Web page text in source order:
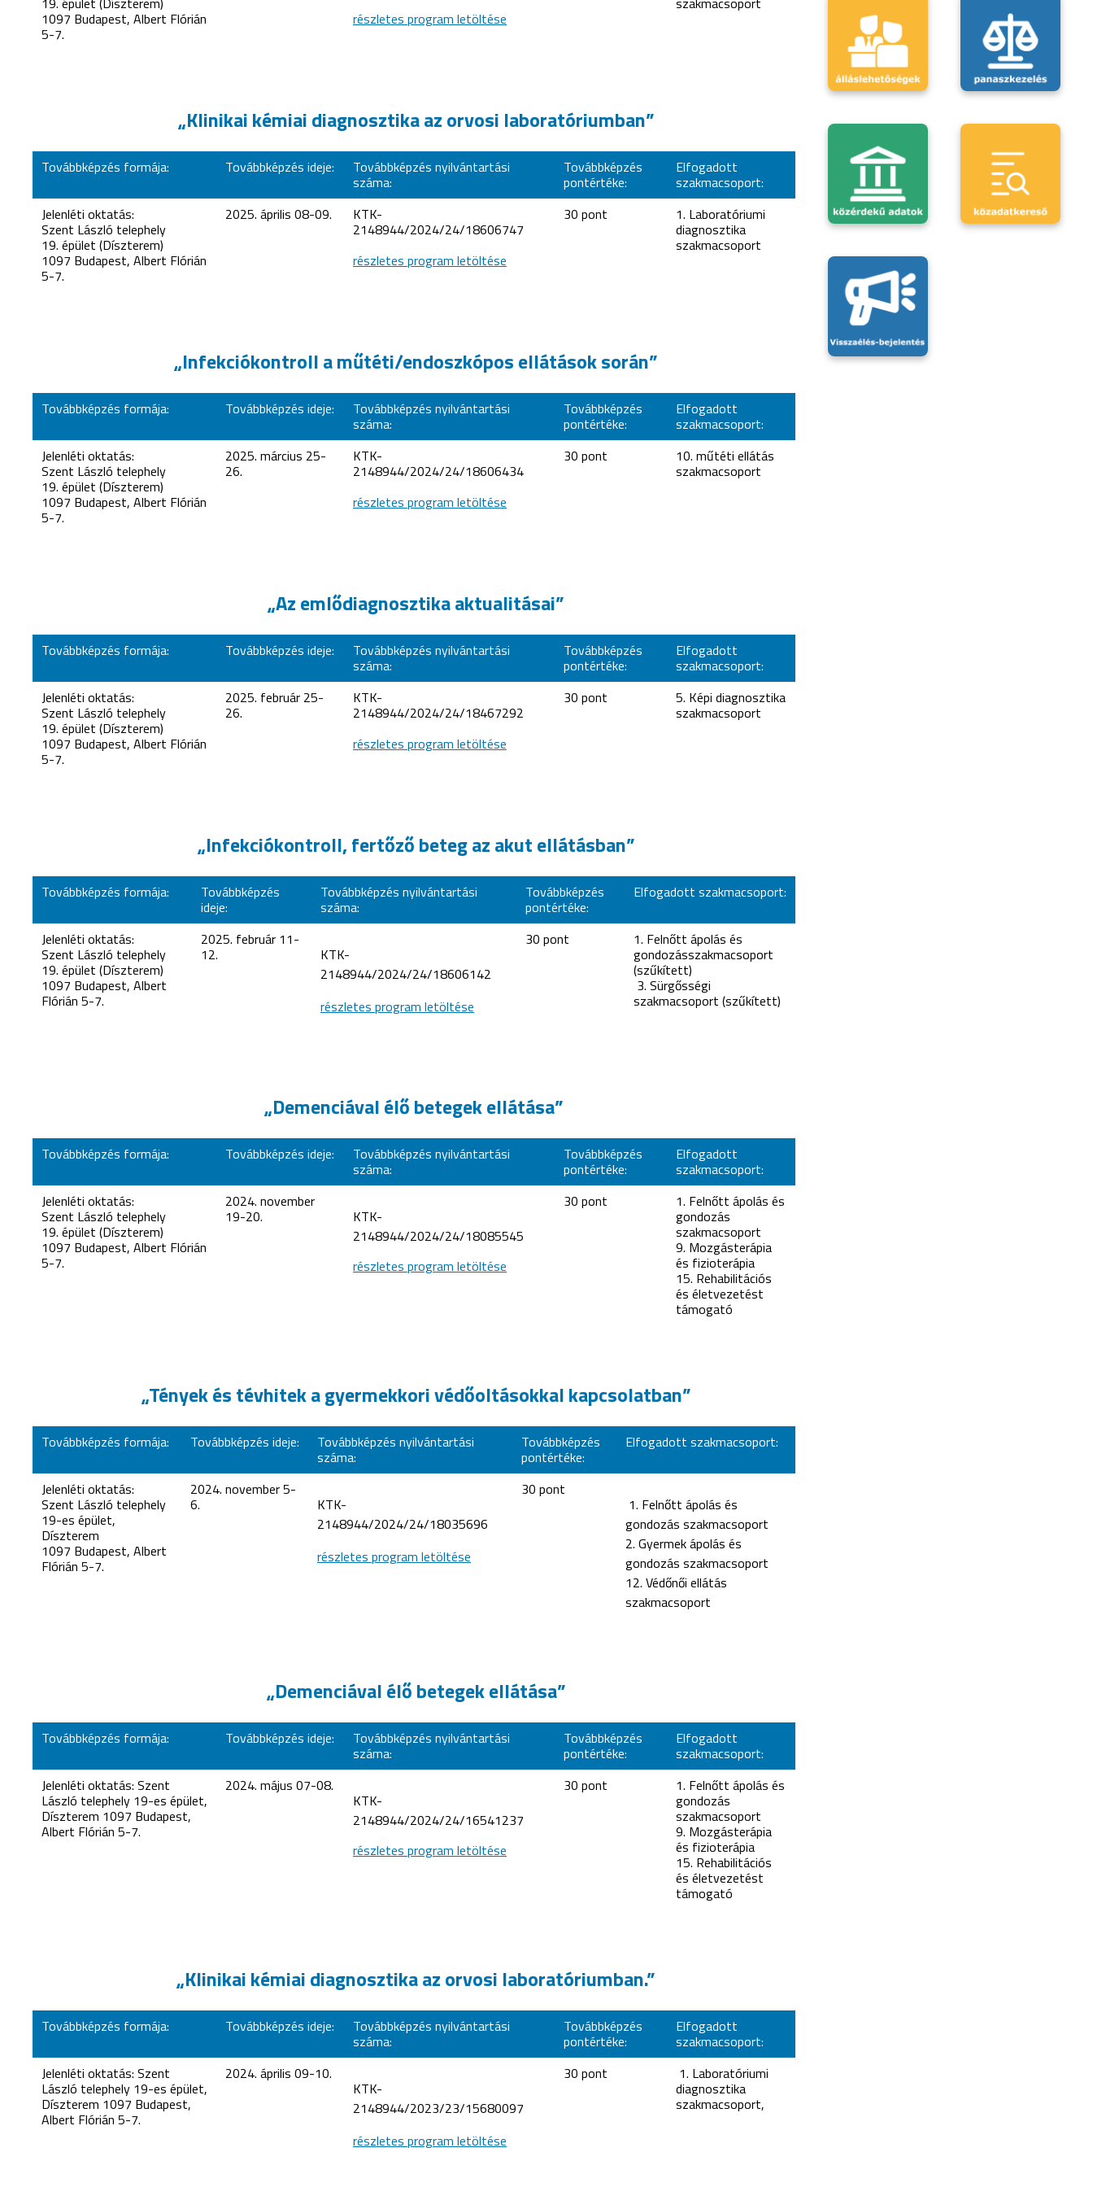
1097 Budapest, Albert Flórián
5-7.
részletes program letöltése
„Klinikai kémiai diagnosztika az orvosi laboratóriumban”
Továbbképzés formája: Továbbképzés ideje: Továbbképzés nyilvántartási
száma:
Továbbképzés
pontértéke:
Elfogadott
szakmacsoport:
Jelenléti oktatás:
Szent László telephely
19. épület (Díszterem)
1097 Budapest, Albert Flórián
5-7.
2025. április 08-09. KTK-
2148944/2024/24/18606747
részletes program letöltése
30 pont 1. Laboratóriumi
diagnosztika
szakmacsoport
„Infekciókontroll a műtéti/endoszkópos ellátások során”
Továbbképzés formája: Továbbképzés ideje: Továbbképzés nyilvántartási
száma:
Továbbképzés
pontértéke:
Elfogadott
szakmacsoport:
Jelenléti oktatás:
Szent László telephely
19. épület (Díszterem)
1097 Budapest, Albert Flórián
5-7.
2025. március 25-
26.
KTK-
2148944/2024/24/18606434
részletes program letöltése
30 pont 10. műtéti ellátás
szakmacsoport
„Az emlődiagnosztika aktualitásai”
Továbbképzés formája: Továbbképzés ideje: Továbbképzés nyilvántartási
száma:
Továbbképzés
pontértéke:
Elfogadott
szakmacsoport:
Jelenléti oktatás:
Szent László telephely
19. épület (Díszterem)
1097 Budapest, Albert Flórián
5-7.
2025. február 25-
26.
KTK-
2148944/2024/24/18467292
részletes program letöltése
30 pont 5. Képi diagnosztika
szakmacsoport
„Infekciókontroll, fertőző beteg az akut ellátásban”
Továbbképzés formája: Továbbképzés
ideje:
Továbbképzés nyilvántartási
száma:
Továbbképzés
pontértéke:
Elfogadott szakmacsoport:
Jelenléti oktatás:
Szent László telephely
19. épület (Díszterem)
1097 Budapest, Albert
Flórián 5-7.
2025. február 11-
12.
KTK-
2148944/2024/24/18606142
részletes program letöltése
30 pont 1. Felnőtt ápolás és
gondozásszakmacsoport
(szűkített)
3. Sürgősségi
szakmacsoport (szűkített)
„Demenciával élő betegek ellátása”
Továbbképzés formája: Továbbképzés ideje: Továbbképzés nyilvántartási
száma:
Továbbképzés
pontértéke:
Elfogadott
szakmacsoport:
Jelenléti oktatás:
Szent László telephely
19. épület (Díszterem)
1097 Budapest, Albert Flórián
5-7.
2024. november
19-20.
KTK-
2148944/2024/24/18085545
részletes program letöltése
30 pont 1. Felnőtt ápolás és
gondozás
szakmacsoport
9. Mozgásterápia
és fizioterápia
15. Rehabilitációs
és életvezetést
támogató
„Tények és tévhitek a gyermekkori védőoltásokkal kapcsolatban”
Továbbképzés formája: Továbbképzés ideje: Továbbképzés nyilvántartási
száma:
Továbbképzés
pontértéke:
Elfogadott szakmacsoport:
Jelenléti oktatás:
Szent László telephely
19-es épület,
Díszterem
1097 Budapest, Albert
Flórián 5-7.
2024. november 5-
6.
KTK-
2148944/2024/24/18035696
részletes program letöltése
30 pont
1. Felnőtt ápolás és
gondozás szakmacsoport
2. Gyermek ápolás és
gondozás szakmacsoport
12. Védőnői ellátás
szakmacsoport
„Demenciával élő betegek ellátása”
Továbbképzés formája: Továbbképzés ideje: Továbbképzés nyilvántartási
száma:
Továbbképzés
pontértéke:
Elfogadott
szakmacsoport:
Jelenléti oktatás: Szent
László telephely 19-es épület,
Díszterem 1097 Budapest,
Albert Flórián 5-7.
2024. május 07-08.
KTK-
2148944/2024/24/16541237
részletes program letöltése
30 pont 1. Felnőtt ápolás és
gondozás
szakmacsoport
9. Mozgásterápia
és fizioterápia
15. Rehabilitációs
és életvezetést
támogató
„Klinikai kémiai diagnosztika az orvosi laboratóriumban.”
Továbbképzés formája: Továbbképzés ideje: Továbbképzés nyilvántartási
száma:
Továbbképzés
pontértéke:
Elfogadott
szakmacsoport:
Jelenléti oktatás: Szent
László telephely 19-es épület,
Díszterem 1097 Budapest,
Albert Flórián 5-7.
2024. április 09-10.
KTK-
2148944/2023/23/15680097
részletes program letöltése
30 pont 1. Laboratóriumi
diagnosztika
szakmacsoport,